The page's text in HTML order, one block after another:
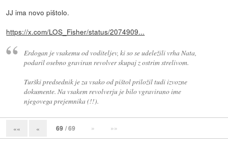
JJ ima novo pištolo.
https://x.com/LOS_Fisher/status/2074909...
Erdogan je vsakemu od voditeljev, ki so se udeležili vrha Nata,
podaril osebno graviran revolver skupaj z ostrim strelivom.
Turški predsednik je za vsako od pištol priložil tudi izvozne
dokumente. Na vsakem revolverju je bilo vgravirano ime
njegovega prejemnika (!!).
«« « 69 / 69 » »»